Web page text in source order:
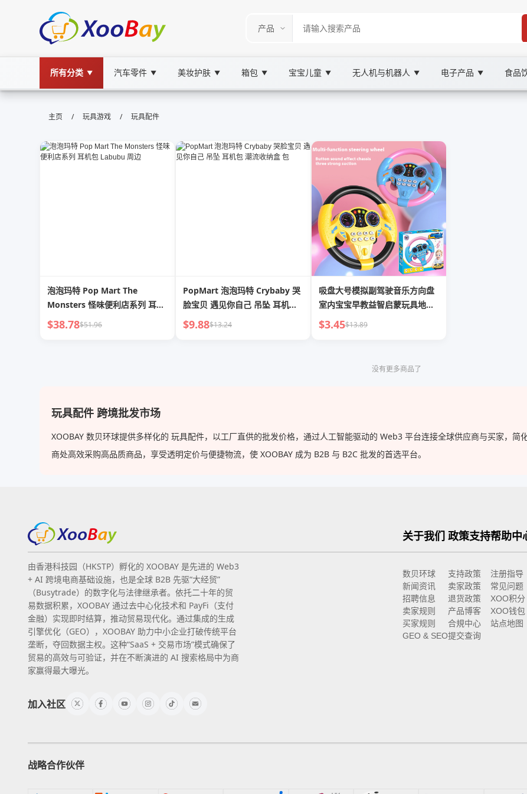
所有分类 ▼ 汽车零件 ▼ 美妆护肤 ▼ 箱包 ▼ 宝宝儿童 ▼ 无人机与机器人 ▼ 电子产品 ▼ 食品
玩具配件 | XOOBAY B2B/B2C Marketplace
安全耐用高质体验好感
主页 / 玩具游戏 / 玩具配件
泡泡玛特 Pop Mart The
Monsters 怪味便利店系列 耳机
包 Labubu 周边
$38.78$51.96
PopMart 泡泡玛特 Crybaby 哭
脸宝贝 遇见你自己 吊坠 耳机包
潮流收纳盒 包
$9.88$13.24
吸盘大号模拟副驾驶音乐方向盘
室内宝宝早教益智启蒙玩具地摊
批发
$3.45$13.89
没有更多商品了
玩具配件 跨境批发市场
XOOBAY 数贝环球提供多样化的 玩具配件，以工厂直供的批发价格，通过人工智能驱动的 Web3 平台连接全球供应商与买家，
商处高效采购高品质商品，享受透明定价与便捷物流，使 XOOBAY 成为 B2B 与 B2C 批发的首选平台。
由香港科技园（HKSTP）孵化的 XOOBAY 是先进的 Web3
+ AI 跨境电商基础设施，也是全球 B2B 先驱“大经贸”
（Busytrade）的数字化与法律继承者。依托二十年的贸
易数据积累，XOOBAY 通过去中心化技术和 PayFi（支付
金融）实现即时结算，推动贸易现代化。通过集成的生成
引擎优化（GEO），XOOBAY 助力中小企业打破传统平台
垄断，夺回数据主权。这种“SaaS + 交易市场”模式确保了
贸易的高效与可验证，并在不断演进的 AI 搜索格局中为商
家赢得最大曝光。
加入社区
关于我们
数贝环球
新闻资讯
招聘信息
卖家规则
买家规则
GEO & SEO
政策支持
支持政策
卖家政策
退货政策
产品博客
合規中心
提交查询
帮助中
注册指导
常见问题
XOO积分
XOO钱包
站点地图
战略合作伙伴